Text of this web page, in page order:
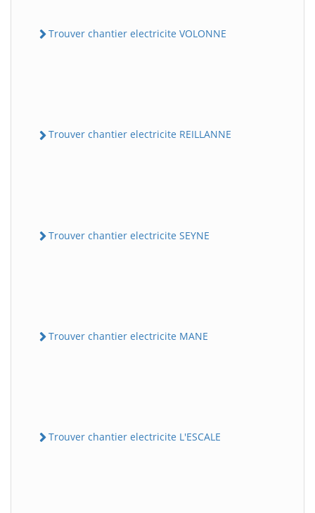
Trouver chantier electricite VOLONNE
Trouver chantier electricite REILLANNE
Trouver chantier electricite SEYNE
Trouver chantier electricite MANE
Trouver chantier electricite L'ESCALE